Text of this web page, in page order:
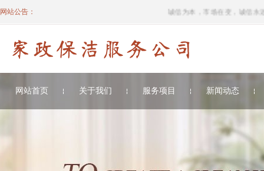
网站公告： 诚信为本，市场在变，诚信永
网站首页 关于我们 服务项目 新闻动态